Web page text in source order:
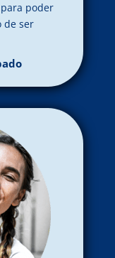
poder
de ser